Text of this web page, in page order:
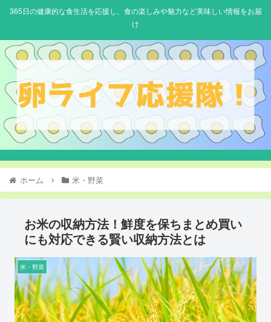
365日の健康的な食生活を応援し、食の楽しみや魅力など美味しい情報をお届
け
ホーム 米・野菜
お米の収納方法！鮮度を保ちまとめ買い
にも対応できる賢い収納方法とは
米・野菜